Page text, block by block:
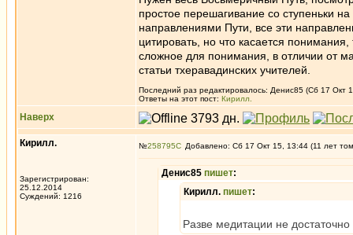
простое перешагивание со ступеньки
направлениями Пути, все эти
цитировать, но что касается
сложное для понимания, в отличии от
статьи тхеравадинских учителей.
Последний раз редактировалось: Денис85 (Сб 17 Окт
Ответы на этот пост: Кирилл.
Наверх
Кирилл.
Зарегистрирован:
25.12.2014
Суждений: 1216
№258795 Добавлено: Сб 17 Окт 15, 13:44 (11 лет
Денис85 пишет:
Кирилл. пишет:
Разве медитации не достаточно